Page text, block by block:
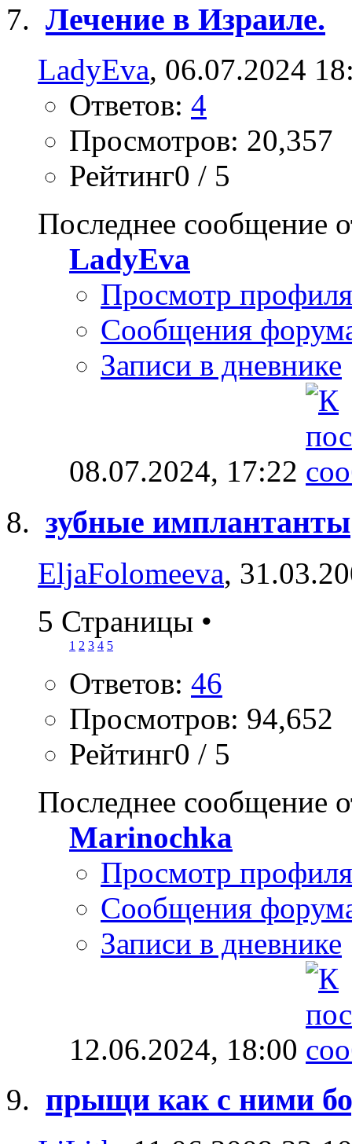
Лечение в Израиле.
LadyEva, 06.07.2024
Ответов: 4
Просмотров: 20,357
Рейтинг0 / 5
Последнее сообщение
LadyEva
Просмотр профиля
Сообщения
Записи в дневнике
08.07.2024, 17:22
зубные имплантанты
EljaFolomeeva,
5 Страницы •
1 2 3 4 5
Ответов: 46
Просмотров: 94,652
Рейтинг0 / 5
Последнее сообщение
Marinochka
Просмотр профиля
Сообщения
Записи в дневнике
12.06.2024, 18:00
прыщи как с ними